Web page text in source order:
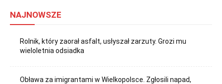
NAJNOWSZE
Rolnik, który zaorał asfalt, usłyszał zarzuty. Grozi mu
wieloletnia odsiadka
Obława za imigrantami w Wielkopolsce. Zgłosili napad,